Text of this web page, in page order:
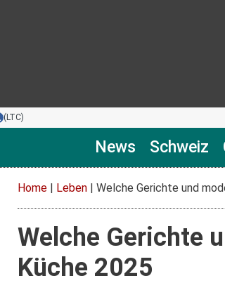
(LTC)
News Schweiz
Home | Leben | Welche Gerichte und
Welche Gerichte
Küche 2025